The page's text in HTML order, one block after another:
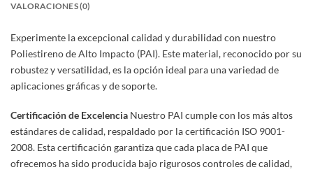
VALORACIONES (0)
Experimente la excepcional calidad y durabilidad con nuestro
Poliestireno de Alto Impacto (PAI). Este material, reconocido por su
robustez y versatilidad, es la opción ideal para una variedad de
aplicaciones gráficas y de soporte.
Certificación de Excelencia Nuestro PAI cumple con los más altos
estándares de calidad, respaldado por la certificación ISO 9001-
2008. Esta certificación garantiza que cada placa de PAI que
ofrecemos ha sido producida bajo rigurosos controles de calidad,